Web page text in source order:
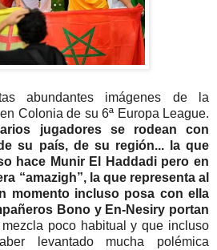
abundantes imágenes de la
Colonia de su 6ª Europa League.
jugadores se rodean con
su país, de su región... la que
hace Munir El Haddadi pero en
“amazigh”, la que representa al
momento incluso posa con ella
Bono y En-Nesiry portan
poco habitual y que incluso
levantado mucha polémica